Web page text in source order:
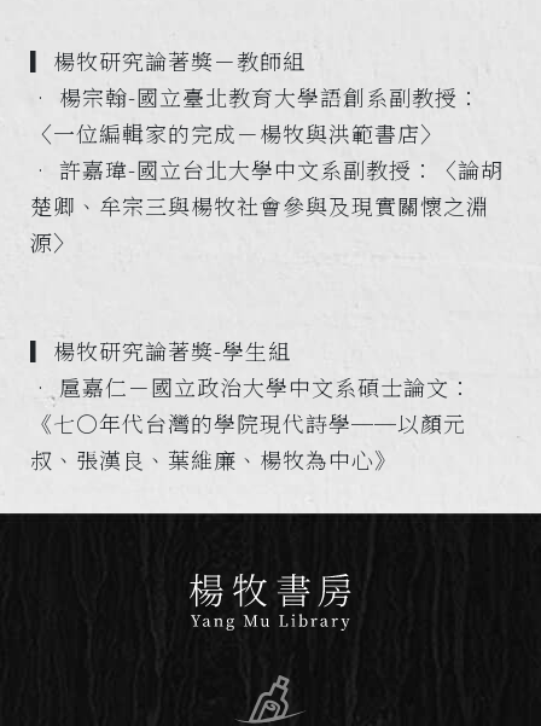
▎楊牧研究論著獎－教師組
• 楊宗翰-國立臺北教育大學語創系副教授：
〈一位編輯家的完成－楊牧與洪範書店〉
• 許嘉瑋-國立台北大學中文系副教授：〈論胡
楚卿、牟宗三與楊牧社會參與及現實關懷之淵
源〉
▎楊牧研究論著獎-學生組
• 扈嘉仁－國立政治大學中文系碩士論文：
《七○年代台灣的學院現代詩學──以顏元
叔、張漢良、葉維廉、楊牧為中心》